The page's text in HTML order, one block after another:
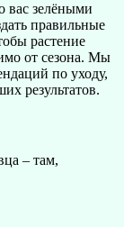
вас зелёными
правильные
растение
от сезона. Мы
по уходу,
результатов.
– там,